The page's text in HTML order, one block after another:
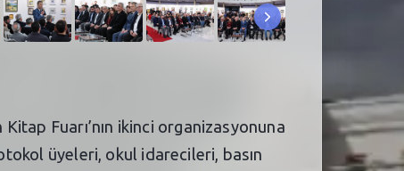
Fuarı’nın ikinci organizasyonuna
üyeleri, okul idarecileri, basın